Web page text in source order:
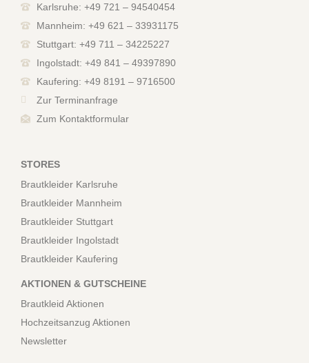
Karlsruhe: +49 721 – 94540454
Mannheim: +49 621 – 33931175
Stuttgart: +49 711 – 34225227
Ingolstadt: +49 841 – 49397890
Kaufering: +49 8191 – 9716500
Zur Terminanfrage
Zum Kontaktformular
STORES
Brautkleider Karlsruhe
Brautkleider Mannheim
Brautkleider Stuttgart
Brautkleider Ingolstadt
Brautkleider Kaufering
AKTIONEN & GUTSCHEINE
Brautkleid Aktionen
Hochzeitsanzug Aktionen
Newsletter